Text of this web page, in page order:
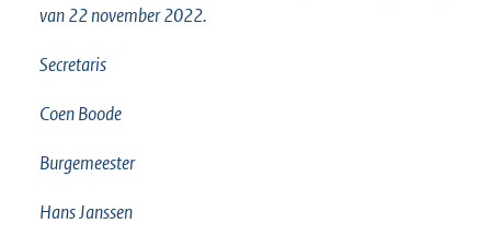
van 22 november 2022.
Secretaris
Coen Boode
Burgemeester
Hans Janssen